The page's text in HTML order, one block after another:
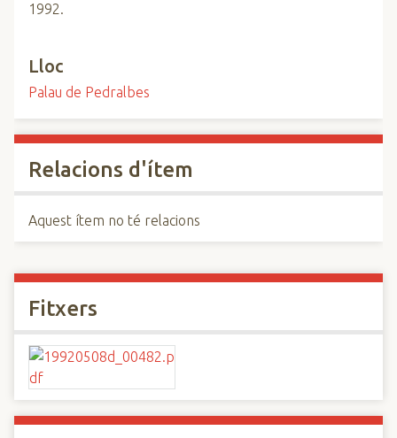
1992.
Lloc
Palau de Pedralbes
Relacions d'ítem
Aquest ítem no té relacions
Fitxers